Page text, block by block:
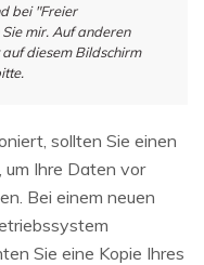
bei "Freier
mir. Auf anderen
diesem Bildschirm
sollten Sie einen
Ihre Daten vor
Bei einem neuen
Sie eine Kopie Ihres